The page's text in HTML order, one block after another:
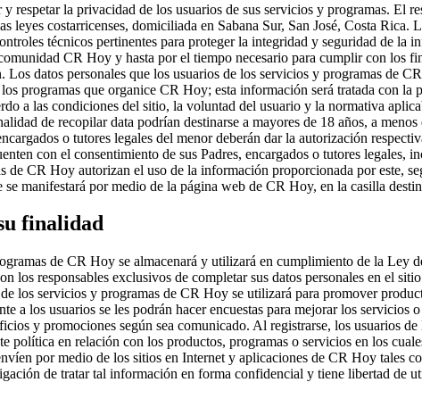
respetar la privacidad de los usuarios de sus servicios y programas. El
costarricenses, domiciliada en Sabana Sur, San José, Costa Rica.
técnicos pertinentes para proteger la integridad y seguridad de la
CR Hoy y hasta por el tiempo necesario para cumplir con los
datos personales que los usuarios de los servicios y programas de
programas que organice CR Hoy; esta información será tratada con
a las condiciones del sitio, la voluntad del usuario y la normativa
de recopilar data podrían destinarse a mayores de 18 años, a
o tutores legales del menor deberán dar la autorización
con el consentimiento de sus Padres, encargados o tutores legales,
CR Hoy autorizan el uso de la información proporcionada por este,
manifestará por medio de la página web de CR Hoy, en la casilla
finalidad
de CR Hoy se almacenará y utilizará en cumplimiento de la Ley
los responsables exclusivos de completar sus datos personales en el
los servicios y programas de CR Hoy se utilizará para promover
a los usuarios se les podrán hacer encuestas para mejorar los
y promociones según sea comunicado. Al registrarse, los usuarios
política en relación con los productos, programas o servicios en los
por medio de los sitios en Internet y aplicaciones de CR Hoy tales
de tratar tal información en forma confidencial y tiene libertad de